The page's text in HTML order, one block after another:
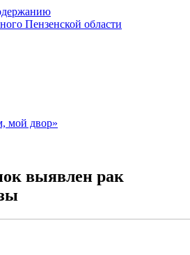
мой двор»
выявлен рак